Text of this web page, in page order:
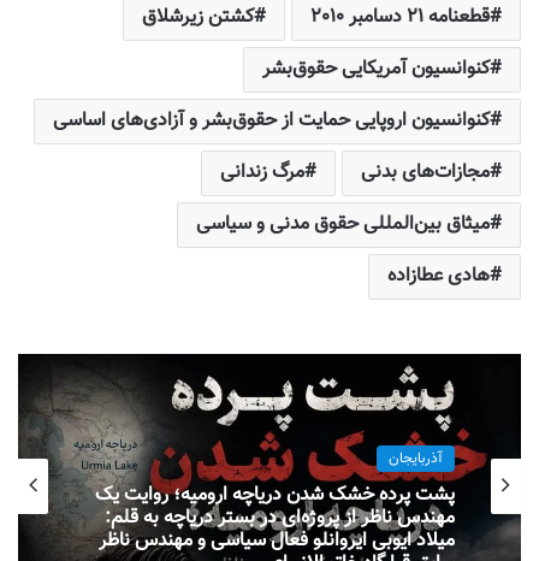
قطعنامه ٢١ دسامبر ٢٠١٠
کشتن زیرشلاق
کنوانسیون آمریکایی حقوق‌بشر
کنوانسیون اروپایی حمایت از حقوق‌بشر و آزادی‌های اساسی
مجازات‌های بدنی
مرگ زندانی
میثاق بین‌المللی حقوق مدنی و سیاسی
هادی عطازاده
آذربایجان
پشت پرده خشک شدن دریاچه ارومیه؛ روایت یک
مهندس ناظر از پروژه‌ای در بستر دریاچه به قلم:
میلاد ایوبی ایروانلو فعال سیاسی و مهندس ناظر